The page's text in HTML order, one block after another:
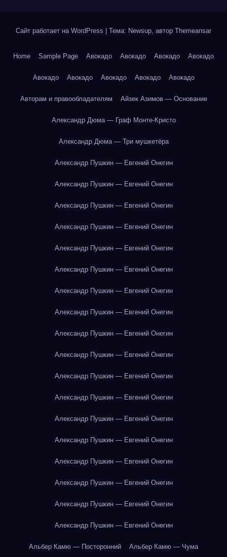
Сайт работает на WordPress Тема: Newsup, автор Themeansar
Home Sample Page Авокадо Авокадо Авокадо Авокадо
Авокадо Авокадо Авокадо Авокадо Авокадо
Авторам и правообладателям Айзек Азимов — Основание
Александр Дюма — Граф Монте-Кристо
Александр Дюма — Три мушкетёра
Александр Пушкин — Евгений Онегин
Александр Пушкин — Евгений Онегин
Александр Пушкин — Евгений Онегин
Александр Пушкин — Евгений Онегин
Александр Пушкин — Евгений Онегин
Александр Пушкин — Евгений Онегин
Александр Пушкин — Евгений Онегин
Александр Пушкин — Евгений Онегин
Александр Пушкин — Евгений Онегин
Александр Пушкин — Евгений Онегин
Александр Пушкин — Евгений Онегин
Александр Пушкин — Евгений Онегин
Александр Пушкин — Евгений Онегин
Александр Пушкин — Евгений Онегин
Александр Пушкин — Евгений Онегин
Александр Пушкин — Евгений Онегин
Александр Пушкин — Евгений Онегин
Александр Пушкин — Евгений Онегин
Альбер Камю — Посторонний Альбер Камю — Чума